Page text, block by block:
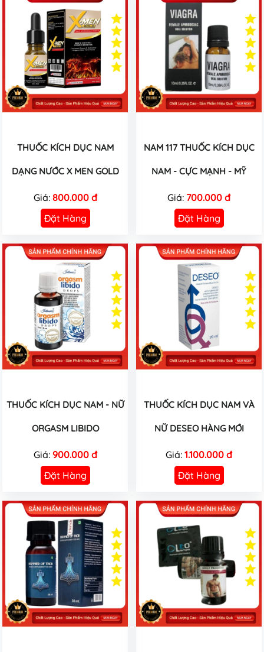
THUỐC KÍCH DỤC NAM
DẠNG NƯỚC X MEN GOLD
Giá: 800.000 đ
Đặt Hàng
NAM 117 THUỐC KÍCH DỤC
NAM - CỰC MẠNH - MỸ
Giá: 700.000 đ
Đặt Hàng
THUỐC KÍCH DỤC NAM - NỮ
ORGASM LIBIDO
Giá: 900.000 đ
Đặt Hàng
THUỐC KÍCH DỤC NAM VÀ
NỮ DESEO HÀNG MỚI
Giá: 1.100.000 đ
Đặt Hàng